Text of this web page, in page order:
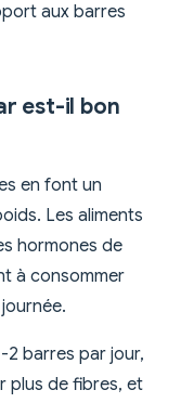
aux barres
est-il bon
en font un
Les aliments
hormones de
à consommer
2 barres par jour,
plus de fibres, et